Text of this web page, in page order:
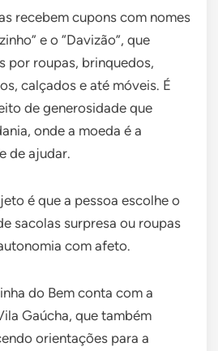
recebem cupons com nomes
e o “Davizão”, que
por roupas, brinquedos,
calçados e até móveis. É
de generosidade que
onde a moeda é a
de ajudar.
é que a pessoa escolhe o
sacolas surpresa ou roupas
com afeto.
do Bem conta com a
Gaúcha, que também
orientações para a